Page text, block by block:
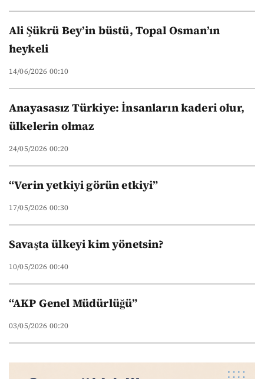
Ali Şükrü Bey’in büstü, Topal Osman’ın
heykeli
14/06/2026 00:10
Anayasasız Türkiye: İnsanların kaderi olur,
ülkelerin olmaz
24/05/2026 00:20
“Verin yetkiyi görün etkiyi”
17/05/2026 00:30
Savaşta ülkeyi kim yönetsin?
10/05/2026 00:40
“AKP Genel Müdürlüğü”
03/05/2026 00:20